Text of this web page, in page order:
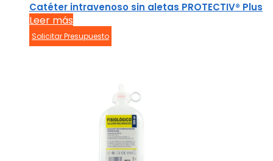
Catéter intravenoso sin aletas PROTECTIV® Plus
Leer más
Solicitar Presupuesto